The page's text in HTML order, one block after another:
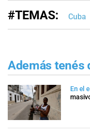
#TEMAS: Cuba
Además tenés
En el